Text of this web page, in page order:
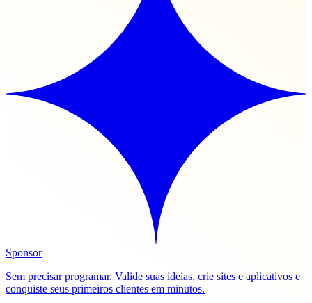
Sponsor
Sem precisar programar. Valide suas ideias, crie sites e aplicativos e
conquiste seus primeiros clientes em minutos.